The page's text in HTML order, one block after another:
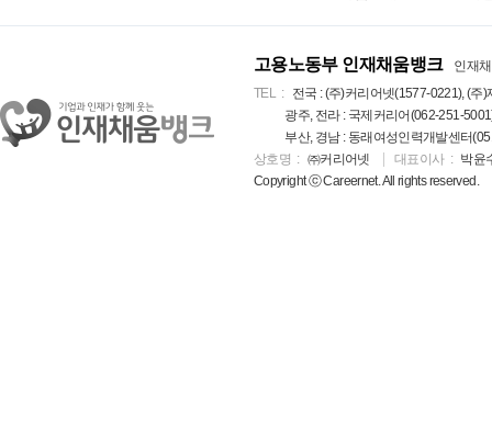
고용노동부 인재채움뱅크
인재
TEL
전국 : (주)커리어넷(1577-0221), (
광주, 전라 : 국제커리어(062-251-
부산, 경남 : 동래여성인력개발센터
상호명
㈜커리어넷 대표이사
박윤
Copyright ⓒ Careernet. All rights reserved.